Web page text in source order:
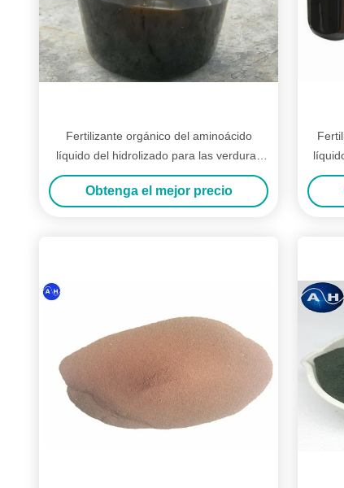
Fertilizante orgánico del aminoácido
líquido del hidrolizado para las verduras
de las plantas
Obtenga el mejor precio